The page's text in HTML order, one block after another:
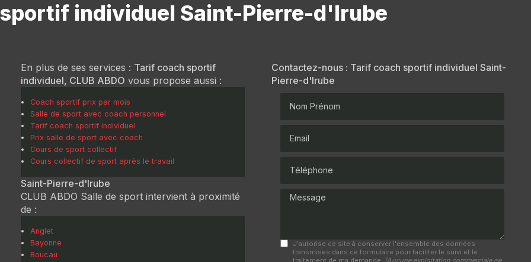
individuel Saint-Pierre-d'Irube
En plus de ses services : Tarif coach sportif
individuel, CLUB ABDO vous propose aussi :
Coach sportif prix par mois
Salle de sport avec coach personnel
Tarif coach sportif individuel
Prix salle de sport avec coach
Cours de sport collectif
Cours collectif de sport après le travail
Saint-Pierre-d'Irube
CLUB ABDO Salle de sport intervient à proximité
de :
Anglet
Bayonne
Boucau
Contactez-nous : Tarif coach sportif individuel Saint-
Pierre-d'Irube
Message
J'autorise ce site à conserver l'ensemble des données
transmises dans ce formulaire pour faciliter le suivi et le
traitement de ma demande.
(Aucune exploitation commerciale ne